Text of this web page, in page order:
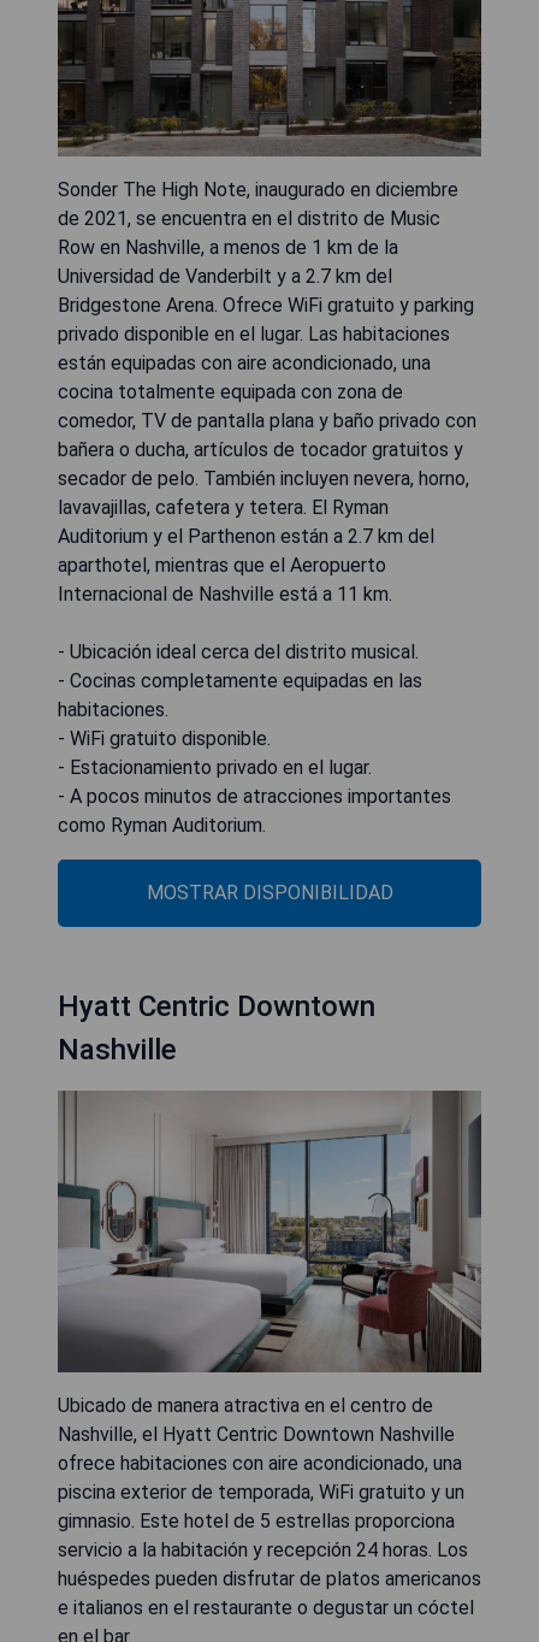
Sonder The High Note, inaugurado en diciembre
de 2021, se encuentra en el distrito de Music
Row en Nashville, a menos de 1 km de la
Universidad de Vanderbilt y a 2.7 km del
Bridgestone Arena. Ofrece WiFi gratuito y parking
privado disponible en el lugar. Las habitaciones
están equipadas con aire acondicionado, una
cocina totalmente equipada con zona de
comedor, TV de pantalla plana y baño privado con
bañera o ducha, artículos de tocador gratuitos y
secador de pelo. También incluyen nevera, horno,
lavavajillas, cafetera y tetera. El Ryman
Auditorium y el Parthenon están a 2.7 km del
aparthotel, mientras que el Aeropuerto
Internacional de Nashville está a 11 km.
- Ubicación ideal cerca del distrito musical.
- Cocinas completamente equipadas en las
habitaciones.
- WiFi gratuito disponible.
- Estacionamiento privado en el lugar.
- A pocos minutos de atracciones importantes
como Ryman Auditorium.
MOSTRAR DISPONIBILIDAD
Hyatt Centric Downtown
Nashville
Ubicado de manera atractiva en el centro de
Nashville, el Hyatt Centric Downtown Nashville
ofrece habitaciones con aire acondicionado, una
piscina exterior de temporada, WiFi gratuito y un
gimnasio. Este hotel de 5 estrellas proporciona
servicio a la habitación y recepción 24 horas. Los
huéspedes pueden disfrutar de platos americanos
e italianos en el restaurante o degustar un cóctel
en el bar.